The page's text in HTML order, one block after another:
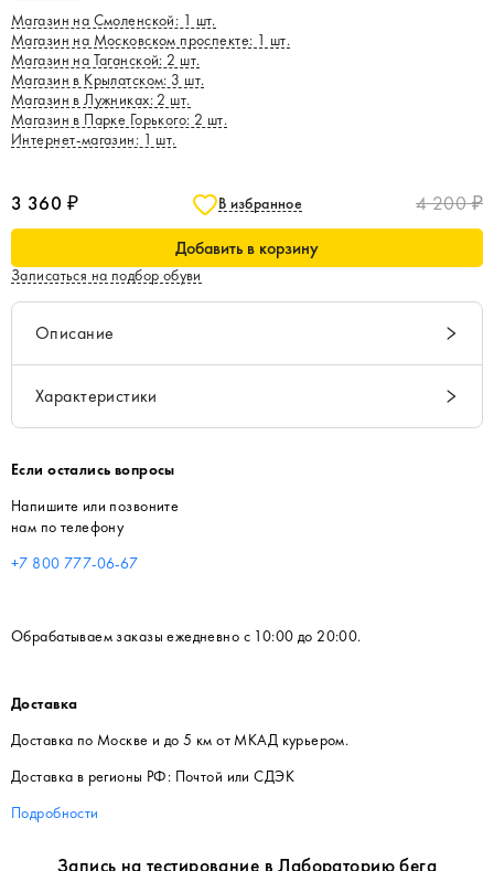
Запись на тестирование в Лабораторию бега
Магазин на Смоленской: 1 шт.
Магазин на Московском проспекте: 1 шт.
Магазин на Таганской: 2 шт.
Магазин в Крылатском: 3 шт.
Магазин в Лужниках: 2 шт.
Магазин в Парке Горького: 2 шт.
Интернет-магазин: 1 шт.
3 360 ₽ В избранное 4 200 ₽
Добавить в корзину
Записаться на подбор обуви
Описание
Характеристики
Если остались вопросы
Напишите или позвоните
нам по телефону
+7 800 777-06-67
Обрабатываем заказы ежедневно с 10:00 до 20:00.
Доставка
Доставка по Москве и до 5 км от МКАД курьером.
Доставка в регионы РФ: Почтой или СДЭК
Подробности